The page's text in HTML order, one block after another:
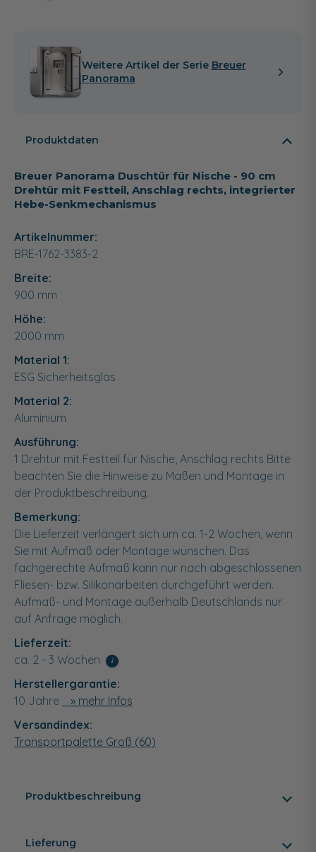
Weitere Artikel der Serie Breuer
Panorama
Produktdaten
Breuer Panorama Duschtür für Nische - 90 cm
Drehtür mit Festteil, Anschlag rechts, integrierter
Hebe-Senkmechanismus
Artikelnummer:
BRE-1762-3383-2
Breite:
900 mm
Höhe:
2000 mm
Material 1:
ESG Sicherheitsglas
Material 2:
Aluminium
Ausführung:
1 Drehtür mit Festteil für Nische, Anschlag rechts Bitte
beachten Sie die Hinweise zu Maßen und Montage in
der Produktbeschreibung.
Bemerkung:
Die Lieferzeit verlängert sich um ca. 1-2 Wochen, wenn
Sie mit Aufmaß oder Montage wünschen. Das
fachgerechte Aufmaß kann nur nach abgeschlossenen
Fliesen- bzw. Silikonarbeiten durchgeführt werden.
Aufmaß- und Montage außerhalb Deutschlands nur
auf Anfrage möglich.
Lieferzeit:
ca. 2 - 3 Wochen
i
Herstellergarantie:
10 Jahre
» mehr Infos
Versandindex:
Transportpalette Groß (60)
Produktbeschreibung
Lieferung